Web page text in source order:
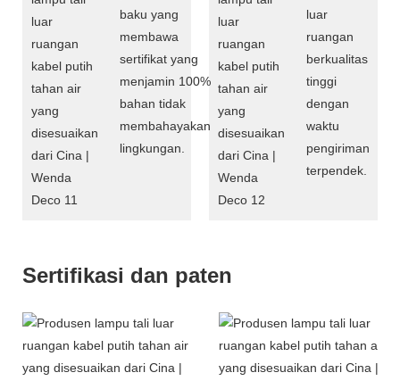
baku yang
membawa
sertifikat yang
menjamin 100%
bahan tidak
membahayakan
lingkungan.
luar
ruangan
berkualitas
tinggi
dengan
waktu
pengiriman
terpendek.
Sertifikasi dan paten